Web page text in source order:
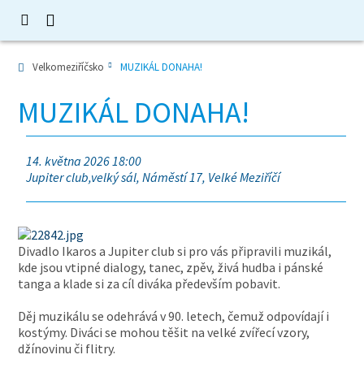
Velkomeziříčsko MUZIKÁL DONAHA!
MUZIKÁL DONAHA!
14. května 2026 18:00
Jupiter club,velký sál, Náměstí 17, Velké Meziříčí
Divadlo Ikaros a Jupiter club si pro vás připravili muzikál,
kde jsou vtipné dialogy, tanec, zpěv, živá hudba i pánské
tanga a klade si za cíl diváka především pobavit.
Děj muzikálu se odehrává v 90. letech, čemuž odpovídají i
kostýmy. Diváci se mohou těšit na velké zvířecí vzory,
džínovinu či flitry.